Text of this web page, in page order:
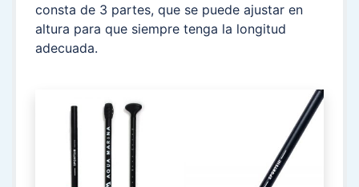
consta de 3 partes, que se puede ajustar en
altura para que siempre tenga la longitud
adecuada.